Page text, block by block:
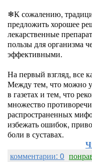
❄К сожалению,
предложить хорошее
лекарственные
пользы для организма
эффективными.
На первый взгляд, все
Между тем, что можно
в газетах и тем, что
множество
распространенных
избежать ошибок,
боли в суставах.
комментарии: 0